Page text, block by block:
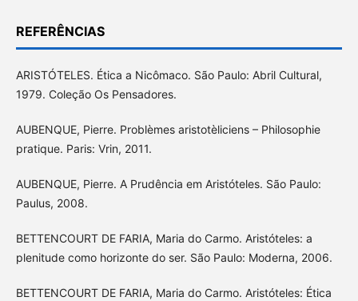
REFERÊNCIAS
ARISTÓTELES. Ética a Nicômaco. São Paulo: Abril Cultural,
1979. Coleção Os Pensadores.
AUBENQUE, Pierre. Problèmes aristotèliciens – Philosophie
pratique. Paris: Vrin, 2011.
AUBENQUE, Pierre. A Prudência em Aristóteles. São Paulo:
Paulus, 2008.
BETTENCOURT DE FARIA, Maria do Carmo. Aristóteles: a
plenitude como horizonte do ser. São Paulo: Moderna, 2006.
BETTENCOURT DE FARIA, Maria do Carmo. Aristóteles: Ética